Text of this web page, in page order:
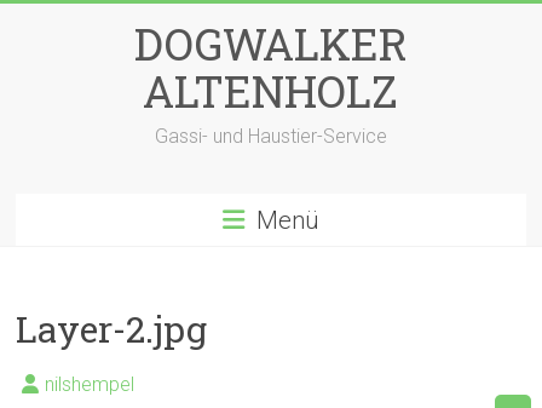
DOGWALKER
ALTENHOLZ
Gassi- und Haustier-Service
Menü
Layer-2.jpg
nilshempel